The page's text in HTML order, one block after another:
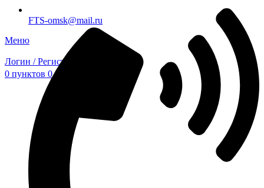
FTS-omsk@mail.ru
Меню
Логин / Регистрация
0 пунктов 0,00